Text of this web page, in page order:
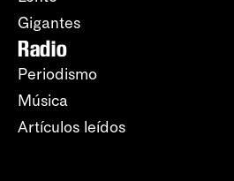
Gigantes
Radio
Periodismo
Música
Artículos leídos